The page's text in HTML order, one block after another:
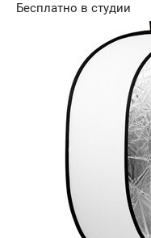
Бесплатно в студии